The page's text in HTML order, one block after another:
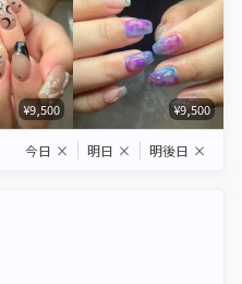
¥9,500 ¥9,500
今日 × 明日 × 明後日 ×